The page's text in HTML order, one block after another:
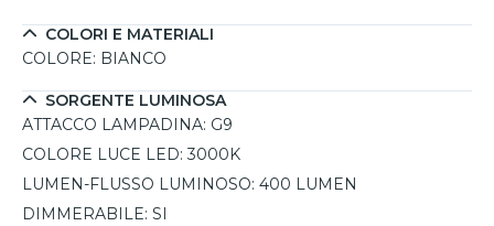
COLORI E MATERIALI
COLORE: BIANCO
SORGENTE LUMINOSA
ATTACCO LAMPADINA: G9
COLORE LUCE LED: 3000K
LUMEN-FLUSSO LUMINOSO: 400 LUMEN
DIMMERABILE: SI